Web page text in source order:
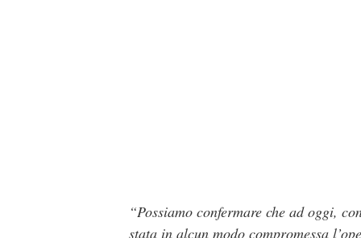
“Possiamo confermare che ad oggi,
stata in alcun modo compromessa